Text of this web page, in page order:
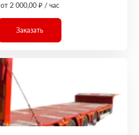
от 2 000,00 ₽ / час
Заказать